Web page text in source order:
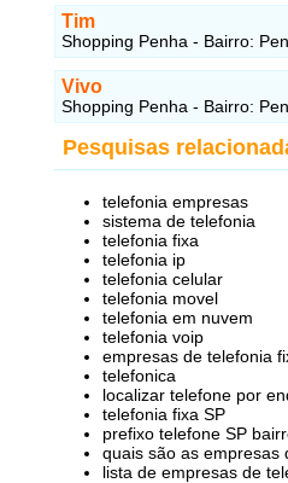
Tim
Shopping Penha - Bairro:
Vivo
Shopping Penha - Bairro:
Pesquisas
telefonia empresas
sistema de telefonia
telefonia fixa
telefonia ip
telefonia celular
telefonia movel
telefonia em nuvem
telefonia voip
empresas de telefonia
telefonica
localizar telefone por
telefonia fixa SP
prefixo telefone SP
quais são as empresas
lista de empresas de